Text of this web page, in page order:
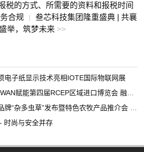
税的方式、所需要的资料和报税时间
合规
叁芯科技集团隆重盛典 | 共襄
举，筑梦未来 >>
电子纸显示技术亮相IOTE国际物联网展
能第四届RCEP区域进口博览会 融媒跨境直播畅行无阻
杂多虫草”发布暨特色农牧产品推介会 倒计时！
时尚与安全并存